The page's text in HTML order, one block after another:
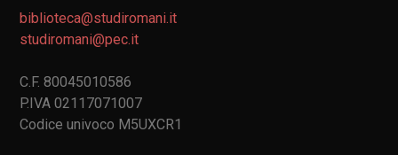
biblioteca@studiromani.it
studiromani@pec.it
C.F. 80045010586
P.IVA 02117071007
Codice univoco M5UXCR1